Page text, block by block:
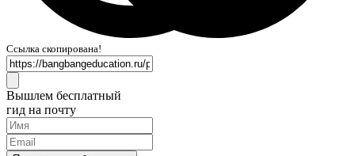
Ссылка скопирована!
Вышлем бесплатный
гид на почту